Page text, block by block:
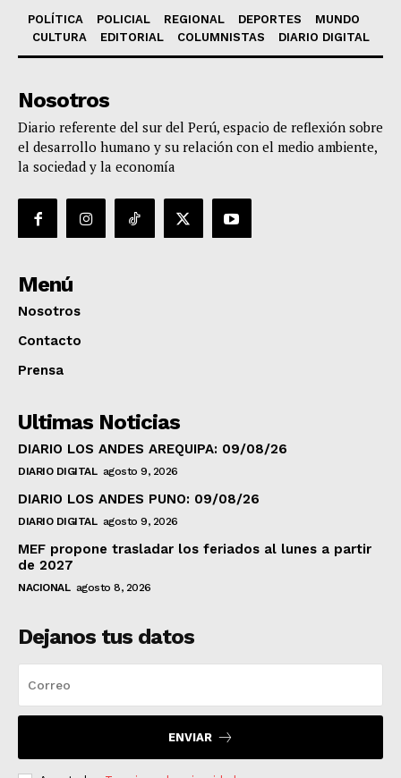
POLÍTICA POLICIAL REGIONAL DEPORTES
MUNDO
CULTURA
EDITORIAL COLUMNISTAS DIARIO DIGITAL
Nosotros
Diario referente del sur del Perú, espacio de reflexión sobre
el desarrollo humano y su relación con el medio ambiente,
la sociedad y la economía
Menú
Nosotros
Contacto
Prensa
Ultimas Noticias
DIARIO LOS ANDES AREQUIPA: 09/08/26
DIARIO DIGITAL agosto 9, 2026
DIARIO LOS ANDES PUNO: 09/08/26
DIARIO DIGITAL agosto 9, 2026
MEF propone trasladar los feriados al lunes a partir
de 2027
NACIONAL agosto 8, 2026
Dejanos tus datos
ENVIAR